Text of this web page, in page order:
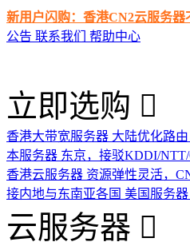
新用户闪购：香港CN2云服务
公告 联系我们 帮助中心
立即选购
香港大带宽服务器 大陆优化路
本服务器 东京，接驳KDDI/
香港云服务器 资源弹性灵活，
接内地与东南亚各国 美国服务器
云服务器